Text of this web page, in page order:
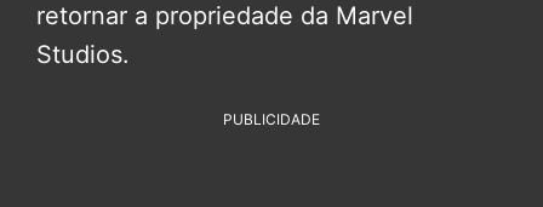
retornar a propriedade da Marvel
Studios.
PUBLICIDADE